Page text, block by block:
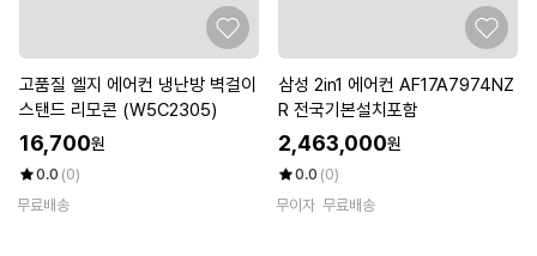
고품질 엘지 에어컨 냉난방 벽걸이
스탠드 리모콘 (W5C2305)
16,700원
0.0 (0)
무료배송
삼성 2in1 에어컨 AF17A7974NZ
R 전국기본설치포함
2,463,000원
0.0 (0)
무이자 무료배송